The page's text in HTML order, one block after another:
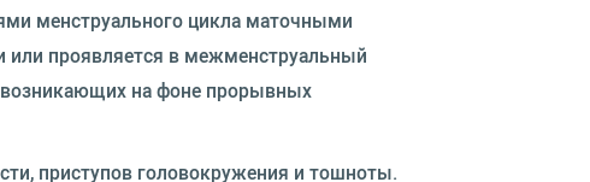
менструального цикла маточными
или проявляется в межменструальный
возникающих на фоне прорывных
приступов головокружения и тошноты.